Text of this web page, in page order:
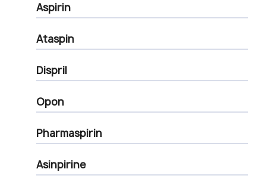
Aspirin
Ataspin
Dispril
Opon
Pharmaspirin
Asinpirine